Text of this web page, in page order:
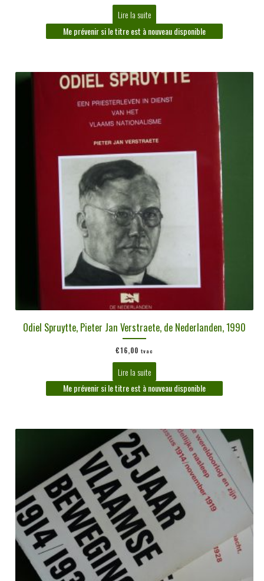
Lire la suite
Me prévenir si le titre est à nouveau disponible
Odiel Spruytte, Pieter Jan Verstraete, de Nederlanden, 1990
€16,00 tvac
Lire la suite
Me prévenir si le titre est à nouveau disponible